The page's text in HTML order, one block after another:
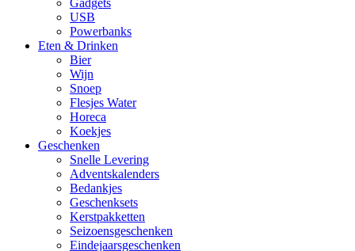
Gadgets
USB
Powerbanks
Eten & Drinken
Bier
Wijn
Snoep
Flesjes Water
Horeca
Koekjes
Geschenken
Snelle Levering
Adventskalenders
Bedankjes
Geschenksets
Kerstpakketten
Seizoensgeschenken
Eindejaarsgeschenken